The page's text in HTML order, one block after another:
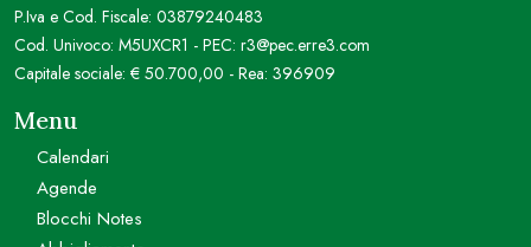
P.Iva e Cod. Fiscale: 03879240483
Cod. Univoco: M5UXCR1 - PEC: r3@pec.erre3.com
Capitale sociale: € 50.700,00 - Rea: 396909
Menu
Calendari
Agende
Blocchi Notes